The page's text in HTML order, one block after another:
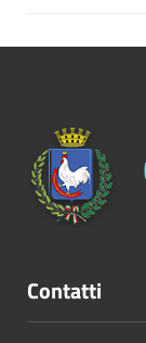
Contatti